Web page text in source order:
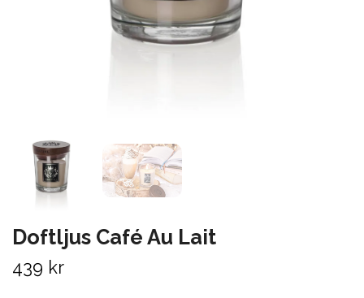
Doftljus Café Au Lait
439 kr